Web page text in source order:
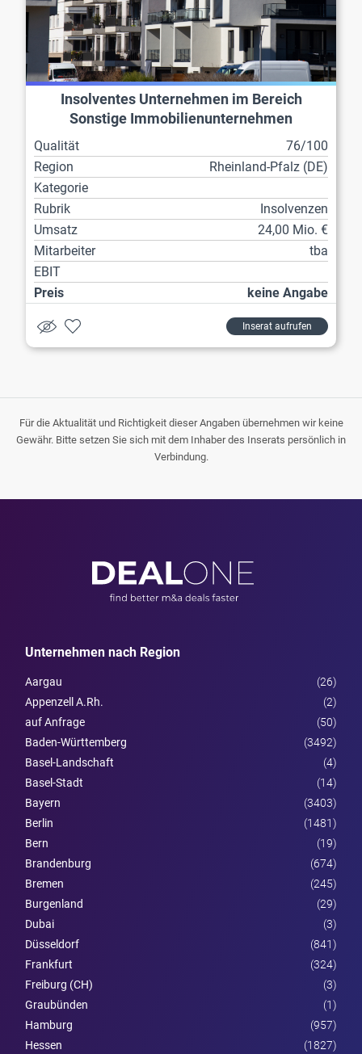
Insolventes Unternehmen im Bereich
Sonstige Immobilienunternehmen
Qualität
76/100
Region
Rheinland-Pfalz (DE)
Kategorie
Rubrik
Insolvenzen
Umsatz
24,00 Mio. €
Mitarbeiter
tba
EBIT
Preis
keine Angabe
Inserat aufrufen
Für die Aktualität und Richtigkeit dieser Angaben übernehmen wir keine
Gewähr. Bitte setzen Sie sich mit dem Inhaber des Inserats persönlich in
Verbindung.
Unternehmen nach Region
Aargau
(26)
Appenzell A.Rh.
(2)
auf Anfrage
(50)
Baden-Württemberg
(3492)
Basel-Landschaft
(4)
Basel-Stadt
(14)
Bayern
(3403)
Berlin
(1481)
Bern
(19)
Brandenburg
(674)
Bremen
(245)
Burgen­land
(29)
Dubai
(3)
Düsseldorf
(841)
Frankfurt
(324)
Freiburg (CH)
(3)
Graubünden
(1)
Hamburg
(957)
Hessen
(1827)